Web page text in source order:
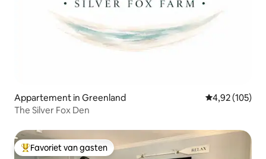
Appartement in Greenland Gemiddelde
4,92 (105)
The Silver Fox Den
Topfavoriet van gasten
Favoriet van gasten